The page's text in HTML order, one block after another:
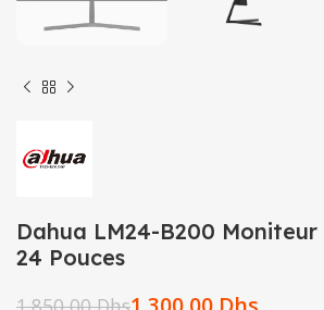
Dahua LM24-B200 Moniteur
24 Pouces